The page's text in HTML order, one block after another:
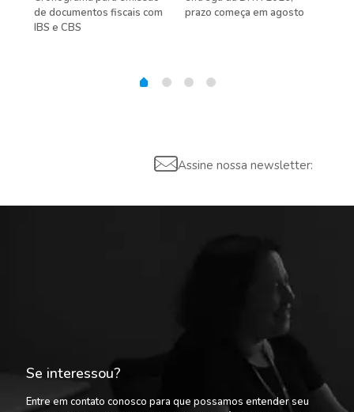
de documentos fiscais com
IBS e CBS
prazo começa em agosto
Assine nossa newsletter:
Se interessou?
Entre em contato conosco para que possamos entender seu